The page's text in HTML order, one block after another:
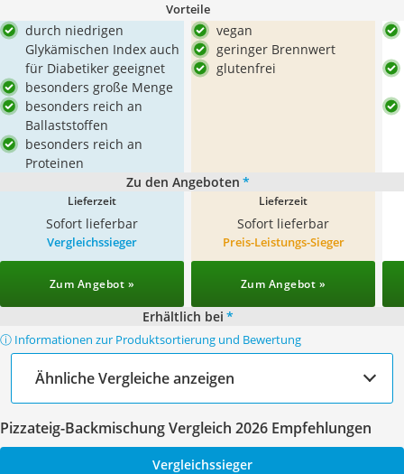
Vorteile
durch niedrigen
Glykämischen Index auch
für Diabetiker geeignet
besonders große Menge
besonders reich an
Ballaststoffen
besonders reich an
Proteinen
vegan
geringer Brennwert
glutenfrei
Zu den Angeboten *
Lieferzeit
Sofort lieferbar
Lieferzeit
Sofort lieferbar
Vergleichssieger
Zum Angebot »
Preis-Leistungs-Sieger
Zum Angebot »
Erhältlich bei *
ⓘ Informationen zur Produktsortierung und Bewertung
Ähnliche Vergleiche anzeigen
Pizzateig-Backmischung Vergleich 2026 Empfehlungen
Vergleichssieger